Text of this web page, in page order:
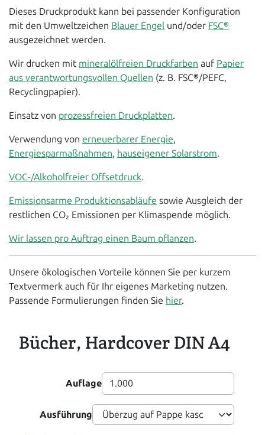
Dieses Druckprodukt kann bei passender Konfiguration
mit den Umweltzeichen Blauer Engel und/oder FSC®
ausgezeichnet werden.
Wir drucken mit mineralölfreien Druckfarben auf Papier
aus verantwortungsvollen Quellen (z. B. FSC®/PEFC,
Recyclingpapier).
Einsatz von prozessfreien Druckplatten.
Verwendung von erneuerbarer Energie,
Energiesparmaßnahmen, hauseigener Solarstrom.
VOC-/Alkoholfreier Offsetdruck.
Emissionsarme Produktionsabläufe sowie Ausgleich der
restlichen CO₂ Emissionen per Klimaspende möglich.
Wir lassen pro Auftrag einen Baum pflanzen.
Unsere ökologischen Vorteile können Sie per kurzem
Textvermerk auch für Ihr eigenes Marketing nutzen.
Passende Formulierungen finden Sie hier.
Bücher, Hardcover DIN A4
Auflage
Ausführung